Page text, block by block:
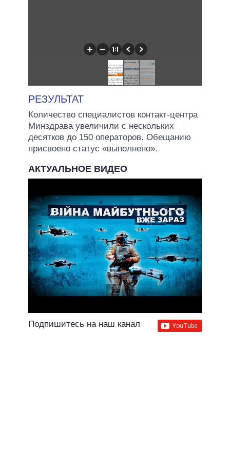
РЕЗУЛЬТАТ
Количество специалистов контакт-центра
Минздрава увеличили с нескольких
десятков до 150 операторов. Обещанию
присвоено статус «выполнено».
АКТУАЛЬНОЕ ВИДЕО
Подпишитесь на наш канал